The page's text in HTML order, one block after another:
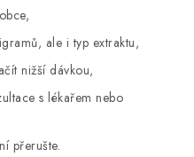
ale i typ extraktu,
nižší dávkou,
s lékařem nebo
přerušte.